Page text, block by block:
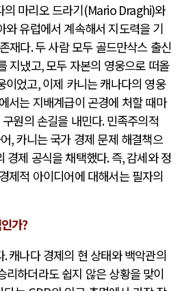
마리오 드라기(Mario Draghi)와
와 유럽에서 계속해서 지도력을 기
재다.두 사람 모두 골드만삭스 출신
지냈고,모두 자본의 영웅으로 떠올
이었고,이제 카니는 캐나다의 영웅
서는 지배계급이 곤경에 처할 때마
구원의 손길을 내민다.민족주의적
,카니는 국가 경제 문제 해결책으
경제 공식을 채택했다.즉,감세와 정
제적 아이디어에 대해서는 필자의
가?
.캐나다 경제의 현 상태와 백악관의
리하더라도 쉽지 않은 상황을 맞이